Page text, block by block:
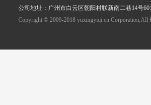
公司地址：广州市白云区朝阳村联新南二巷14号
Copyright © 2009-2018 yuxingyiqi.cn Corporation,All